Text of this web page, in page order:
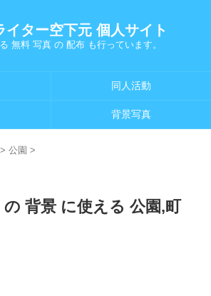
イター空下元 個人サイト
無料 写真 の 配布 も行っています。
同人活動
背景写真
> 公園 >
背景 に使える 公園,町